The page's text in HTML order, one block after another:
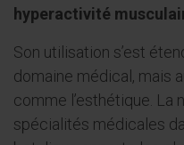
hyperactivité
Son utilisation s’est
domaine médical, mais
comme l’esthétique. La
spécialités médicales